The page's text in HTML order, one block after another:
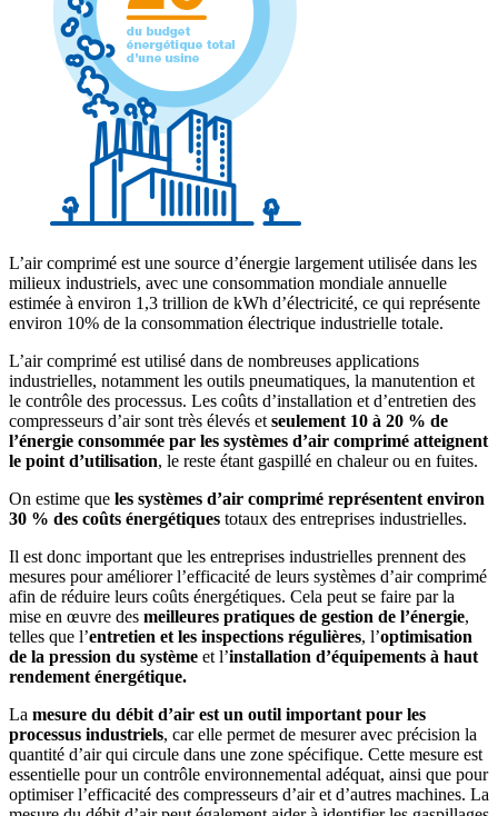
L’air comprimé est une source d’énergie largement utilisée dans les
milieux industriels, avec une consommation mondiale annuelle
estimée à environ 1,3 trillion de kWh d’électricité, ce qui représente
environ 10% de la consommation électrique industrielle totale.
L’air comprimé est utilisé dans de nombreuses applications
industrielles, notamment les outils pneumatiques, la manutention et
le contrôle des processus. Les coûts d’installation et d’entretien des
compresseurs d’air sont très élevés et seulement 10 à 20 % de
l’énergie consommée par les systèmes d’air comprimé atteignent
le point d’utilisation, le reste étant gaspillé en chaleur ou en fuites.
On estime que les systèmes d’air comprimé représentent environ
30 % des coûts énergétiques totaux des entreprises industrielles.
Il est donc important que les entreprises industrielles prennent des
mesures pour améliorer l’efficacité de leurs systèmes d’air comprimé
afin de réduire leurs coûts énergétiques. Cela peut se faire par la
mise en œuvre des meilleures pratiques de gestion de l’énergie,
telles que l’entretien et les inspections régulières, l’optimisation
de la pression du système et l’installation d’équipements à haut
rendement énergétique.
La mesure du débit d’air est un outil important pour les
processus industriels, car elle permet de mesurer avec précision la
quantité d’air qui circule dans une zone spécifique. Cette mesure est
essentielle pour un contrôle environnemental adéquat, ainsi que pour
optimiser l’efficacité des compresseurs d’air et d’autres machines. La